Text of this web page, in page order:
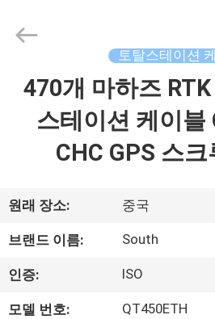
우
리
에
2021
Instrument
토탈스테이션
470개 마하즈
스테이션 케이블
CHC GPS 스
원래 장소: 중국
브랜드 이름: South
인증: ISO
모델 번호: QT450ETH